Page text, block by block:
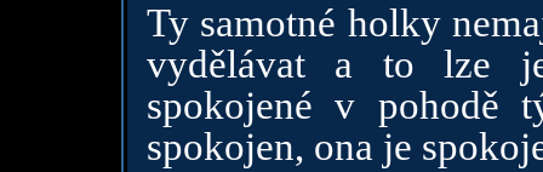
Ty samotné holky
vydělávat a to lze
spokojené v pohodě
spokojen, ona je